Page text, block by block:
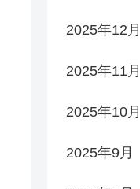
2025年12月
2025年11月
2025年10月
2025年9月